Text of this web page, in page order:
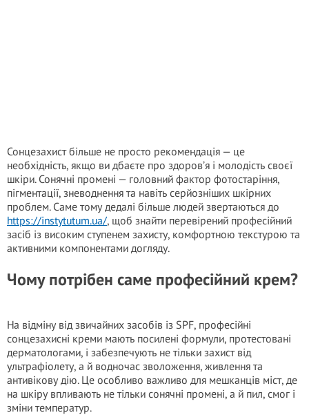
Сонцезахист більше не просто рекомендація — це
необхідність, якщо ви дбаєте про здоров’я і молодість своєї
шкіри. Сонячні промені — головний фактор фотостаріння,
пігментації, зневоднення та навіть серйозніших шкірних
проблем. Саме тому дедалі більше людей звертаються до
https://instytutum.ua/, щоб знайти перевірений професійний
засіб із високим ступенем захисту, комфортною текстурою та
активними компонентами догляду.
Чому потрібен саме професійний крем?
На відміну від звичайних засобів із SPF, професійні
сонцезахисні креми мають посилені формули, протестовані
дерматологами, і забезпечують не тільки захист від
ультрафіолету, а й водночас зволоження, живлення та
антивікову дію. Це особливо важливо для мешканців міст, де
на шкіру впливають не тільки сонячні промені, а й пил, смог і
зміни температур.